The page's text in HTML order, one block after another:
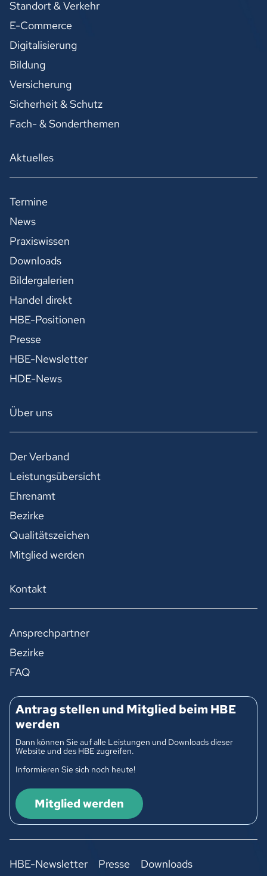
Standort & Verkehr
E-Commerce
Digitalisierung
Bildung
Versicherung
Sicherheit & Schutz
Fach- & Sonderthemen
Aktuelles
Termine
News
Praxiswissen
Downloads
Bildergalerien
Handel direkt
HBE-Positionen
Presse
HBE-Newsletter
HDE-News
Über uns
Der Verband
Leistungsübersicht
Ehrenamt
Bezirke
Qualitätszeichen
Mitglied werden
Kontakt
Ansprechpartner
Bezirke
FAQ
Antrag stellen und Mitglied beim HBE
werden
Dann können Sie auf alle Leistungen und Downloads dieser
Website und des HBE zugreifen.
Informieren Sie sich noch heute!
Mitglied werden
HBE-Newsletter Presse Downloads